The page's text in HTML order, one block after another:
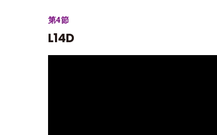
第4節
L14D